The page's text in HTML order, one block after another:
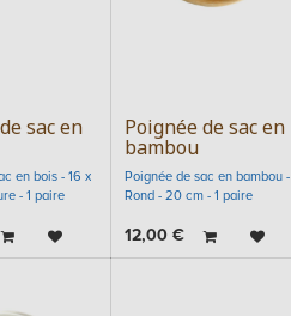
sac en
en bois - 16 x
- 1 paire
Poignée de sac en
bambou
Poignée de sac en bambou -
Rond - 20 cm - 1 paire
12,00€